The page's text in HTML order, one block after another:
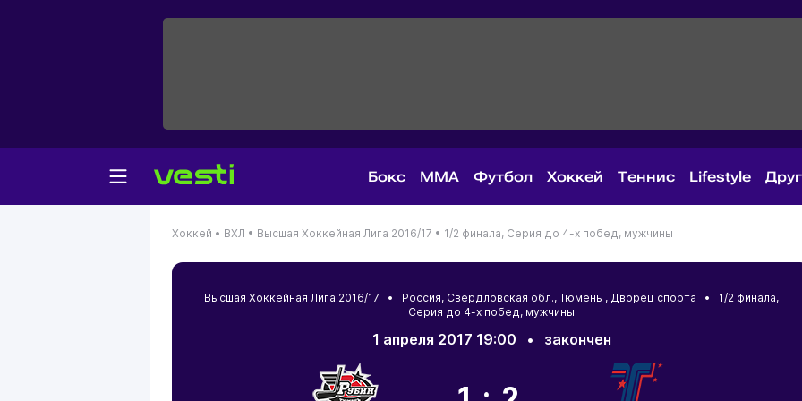
Бокс MMA Футбол Хоккей Теннис Lifestyle
Хоккей • ВХЛ • Высшая Хоккейная Лига 2016/17 • 1/2 финала, Серия до 4-х побед, мужчины
Высшая Хоккейная Лига 2016/17 • Россия, Свердловская обл., Тюмень , Дворец спорта • 1/2 финала,
Серия до 4-х побед, мужчины
1 апреля 2017 19:00 • закончен